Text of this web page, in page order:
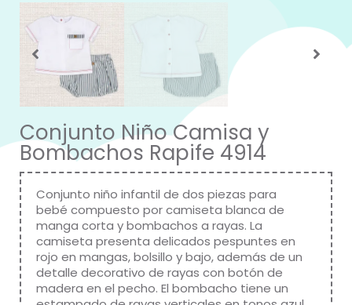
Conjunto Niño Camisa y
Bombachos Rapife 4914
Conjunto niño infantil de dos piezas para
bebé compuesto por camiseta blanca de
manga corta y bombachos a rayas. La
camiseta presenta delicados pespuntes en
rojo en mangas, bolsillo y bajo, además de un
detalle decorativo de rayas con botón de
madera en el pecho. El bombacho tiene un